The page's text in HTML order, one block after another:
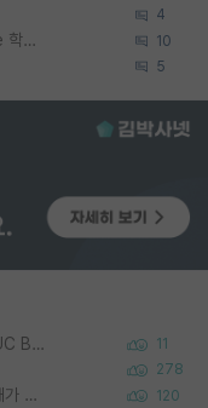
4
우리나라도 학구 열풍보면 Higher Doctorate 학위가 필요하다고 봅니다. 10
5
Korea University 수학, 컴퓨터과학 이학사, UC Berkeley 산업공학 대학원 공학박사가 되는 것은 쉽지 않겠죠? 11
278
대학원생들 교수에게 가스라이팅 당한 것은 이해가 갑니다. 안타깝네요. 120